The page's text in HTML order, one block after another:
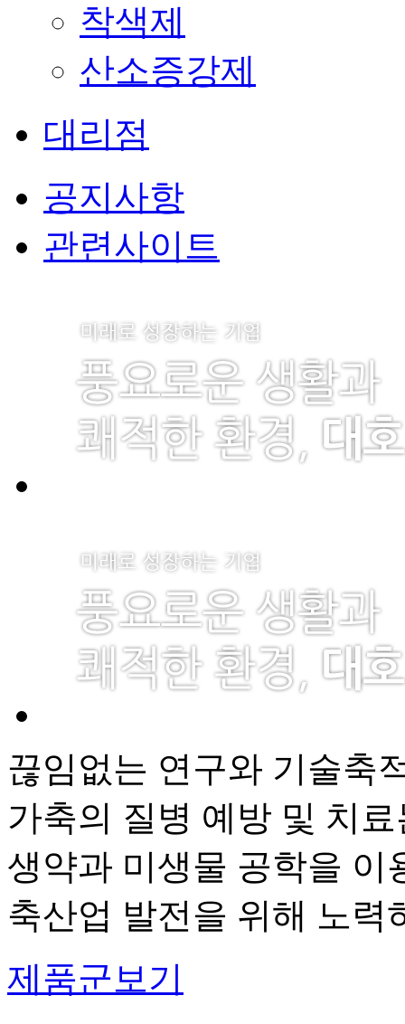
착색제
산소증강제
대리점
공지사항
관련사이트
끊임없는 연구와 기술축
가축의 질병 예방 및 치
생약과 미생물 공학을 이
축산업 발전을 위해 노력
제품군보기